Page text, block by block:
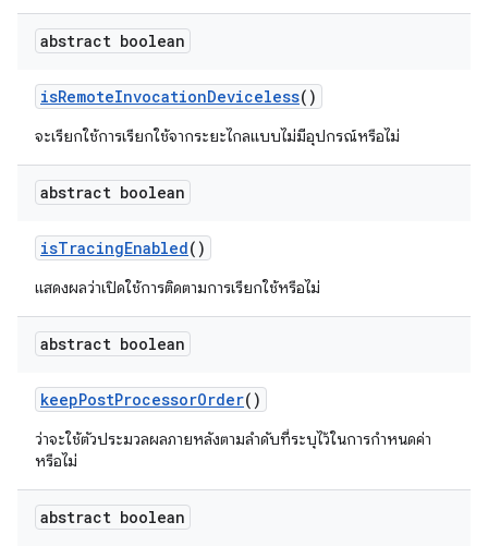
abstract boolean
isRemoteInvocationDeviceless()
จะเรียกใช้การเรียกใช้จากระยะไกลแบบไม่มีอุปกรณ์หรือไม่
abstract boolean
isTracingEnabled()
แสดงผลว่าเปิดใช้การติดตามการเรียกใช้หรือไม่
abstract boolean
keepPostProcessorOrder()
ว่าจะใช้ตัวประมวลผลภายหลังตามลำดับที่ระบุไว้ในการกำหนดค่า
หรือไม่
abstract boolean